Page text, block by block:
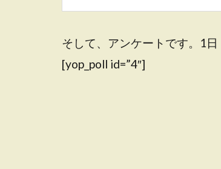
そして、アンケートです。1日
[yop_poll id=”4″]